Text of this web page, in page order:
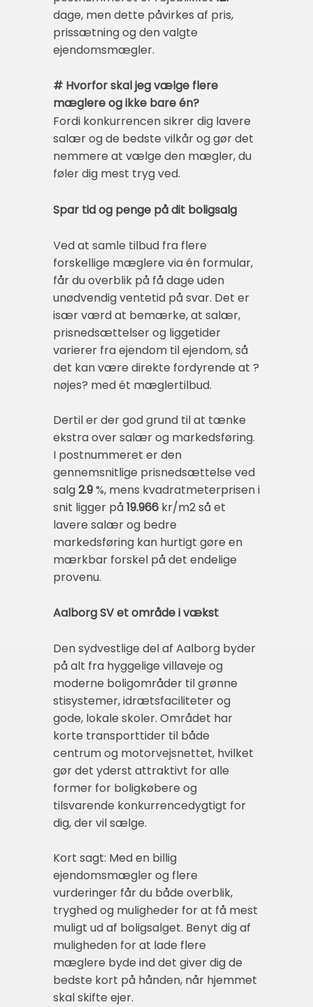
dage, men dette påvirkes af pris,
prissætning og den valgte
ejendomsmægler.
# Hvorfor skal jeg vælge flere
mæglere og ikke bare én?
Fordi konkurrencen sikrer dig lavere
salær og de bedste vilkår og gør det
nemmere at vælge den mægler, du
føler dig mest tryg ved.
Spar tid og penge på dit boligsalg
Ved at samle tilbud fra flere
forskellige mæglere via én formular,
får du overblik på få dage uden
unødvendig ventetid på svar. Det er
især værd at bemærke, at salær,
prisnedsættelser og liggetider
varierer fra ejendom til ejendom, så
det kan være direkte fordyrende at ?
nøjes? med ét mægler­tilbud.
Dertil er der god grund til at tænke
ekstra over salær og markedsføring.
I postnummeret er den
gennemsnitlige prisnedsættelse ved
salg2.9%, mens kvadratmeterprisen i
snit ligger på19.966 kr/m2 så et
lavere salær og bedre
markedsføring kan hurtigt gøre en
mærkbar forskel på det endelige
provenu.
Aalborg SV et område i vækst
Den sydvestlige del af Aalborg byder
på alt fra hyggelige villaveje og
moderne bolig­områder til grønne
stisystemer, idrætsfaciliteter og
gode, lokale skoler. Området har
korte transporttider til både
centrum og motorvejsnettet, hvilket
gør det yderst attraktivt for alle
former for boligkøbere og
tilsvarende konkurrencedygtigt for
dig, der vil sælge.
Kort sagt: Med en billig
ejendomsmægler og flere
vurderinger får du både overblik,
tryghed og muligheder for at få mest
muligt ud af boligsalget. Benyt dig af
muligheden for at lade flere
mæglere byde ind det giver dig de
bedste kort på hånden, når hjemmet
skal skifte ejer.